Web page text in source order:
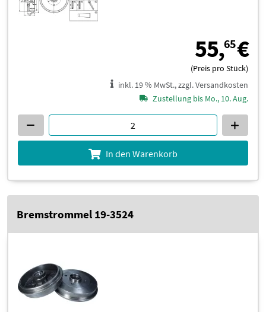
55,65€
(Preis pro Stück)
inkl. 19 % MwSt., zzgl. Versandkosten
Zustellung bis Mo., 10. Aug.
In den Warenkorb
Bremstrommel 19-3524